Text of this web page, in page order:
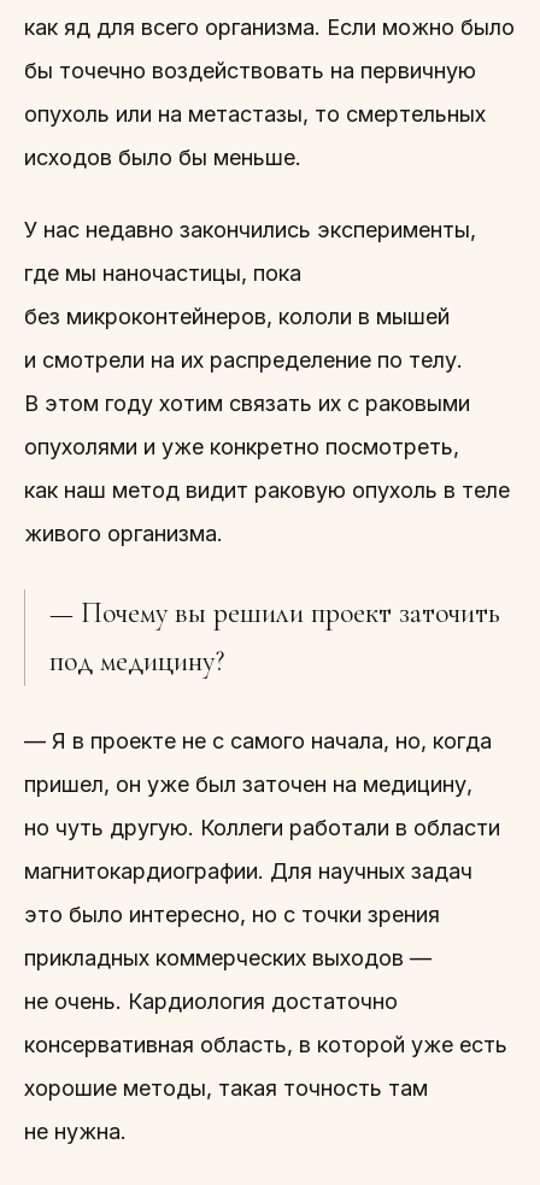
как яд для всего организма. Если можно было
бы точечно воздействовать на первичную
опухоль или на метастазы, то смертельных
исходов было бы меньше.
У нас недавно закончились эксперименты,
где мы наночастицы, пока
без микроконтейнеров, кололи в мышей
и смотрели на их распределение по телу.
В этом году хотим связать их с раковыми
опухолями и уже конкретно посмотреть,
как наш метод видит раковую опухоль в теле
живого организма.
— Почему вы решили проект заточить
под медицину?
— Я в проекте не с самого начала, но, когда
пришел, он уже был заточен на медицину,
но чуть другую. Коллеги работали в области
магнитокардиографии. Для научных задач
это было интересно, но с точки зрения
прикладных коммерческих выходов —
не очень. Кардиология достаточно
консервативная область, в которой уже есть
хорошие методы, такая точность там
не нужна.